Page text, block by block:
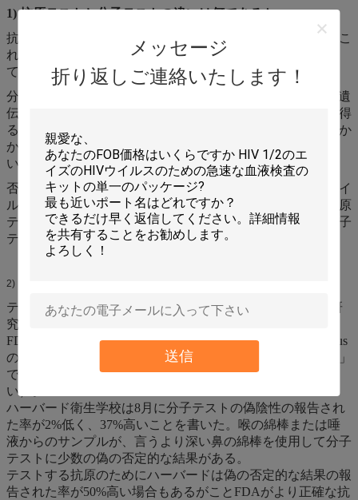
メッセージ
折り返しご連絡いたします！
送信
1) 抗原テストと分子テストの違いは何であるか。
抗原テストはウイルスの表面の特定の蛋白質を検出する。こ
れらのテストはより速く、比較的安価ですが、FDAに従っ
て活動的な伝染を逃すことのより高いチャンスが、ある。
分子（PCRかポリメラーゼ連鎖反応）テストはウイルスの遺
伝物質を検出する。これらのテストは複雑な技術が結果を得
るように要求し通常それらの結果を得るために一日か二日か
かる（実験室容量によって、結果は週にとるかもしれな
い）。
否定的な結果におよびあなたに（徴候か露出のために）ウイ
ルスがあるかもしれないことを信じる理由があることを抗原
テストが示せば、あなたの医者は結果を確認するために分子
テストを発注するかもしれない。
2)
テストは正確な100%ではないが分子テストは利用できる研
究に従って抗原テストより正確、であると考慮される。
FDAに従って、抗原テストは「限定的に活動的なcoronavirus
の伝染を除外できないが」、プラスの結果は「極めて正確」
である（否定的な結果は確認テストを要求するかもしれな
い）。
ハーバード衛生学校は8月に分子テストの偽陰性の報告され
た率が2%低く、37%高いことを書いた。喉の綿棒または唾
液からのサンプルが、言うより深い鼻の綿棒を使用して分子
テストに少数の偽の否定的な結果がある。
テストする抗原のためにハーバードは偽の否定的な結果の報
告された率が50%高い場合もあるがことFDAがより正確な抗